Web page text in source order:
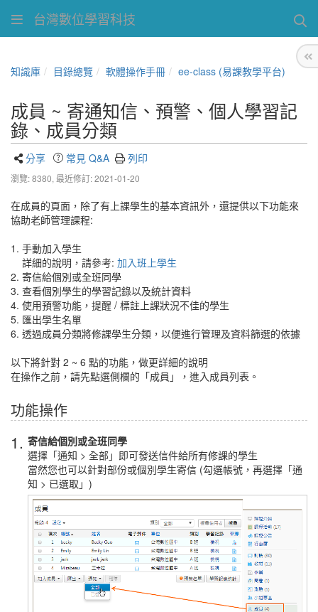
台灣數位學習科技
知識庫 目錄總覽 軟體操作手冊 ee-class (易課教學平台)
成員 ~ 寄通知信、預警、個人學習記
錄、成員分類
分享 常見 Q&A 列印
瀏覽: 8380, 最近修訂: 2021-01-20
在成員的頁面，除了有上課學生的基本資訊外，還提供以下功能來
協助老師管理課程:
1. 手動加入學生
詳細的說明，請參考: 加入班上學生
2. 寄信給個別或全班同學
3. 查看個別學生的學習記錄以及統計資料
4. 使用預警功能，提醒 / 標註上課狀況不佳的學生
5. 匯出學生名單
6. 透過成員分類將修課學生分類，以便進行管理及資料篩選的依據
以下將針對 2 ~ 6 點的功能，做更詳細的說明
在操作之前，請先點選側欄的「成員」，進入成員列表。
功能操作
1. 寄信給個別或全班同學
選擇「通知 > 全部」即可發送信件給所有修課的學生
當然您也可以針對部份或個別學生寄信 (勾選帳號，再選擇「通
知 > 已選取」)